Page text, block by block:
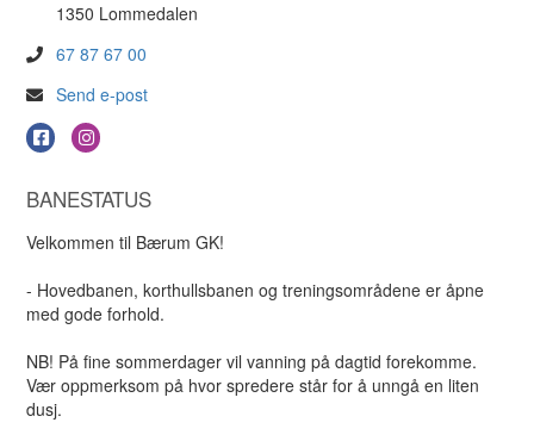
1350 Lommedalen
67 87 67 00
Send e-post
BANESTATUS
Velkommen til Bærum GK!
- Hovedbanen, korthullsbanen og treningsområdene er åpne
med gode forhold.
NB! På fine sommerdager vil vanning på dagtid forekomme.
Vær oppmerksom på hvor spredere står for å unngå en liten
dusj.